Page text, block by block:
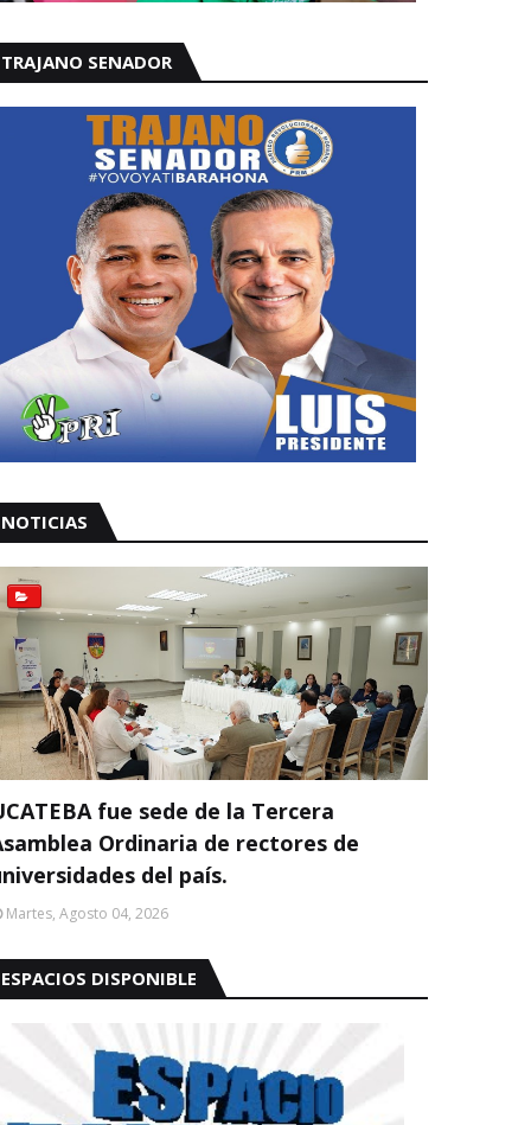
TRAJANO SENADOR
NOTICIAS
fue sede de la Tercera
Ordinaria de rectores de
del país.
Martes, Agosto 04, 2026
ESPACIOS DISPONIBLE